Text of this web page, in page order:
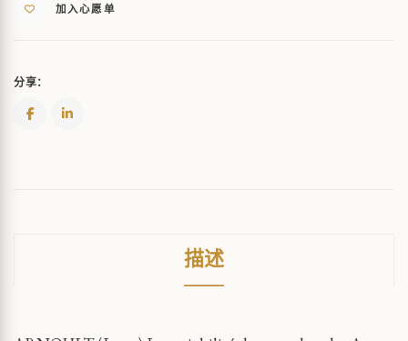
加入心愿单
分享：
描述